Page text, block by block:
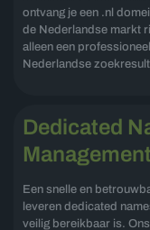
ontvang je een .nl
de Nederlandse markt
alleen een
Nederlandse
Dedicated
Management
Een snelle en
leveren dedicated
veilig bereikbaar is.